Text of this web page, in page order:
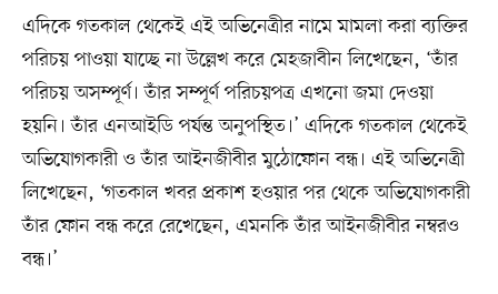
এদিকে গতকাল থেকেই এই অভিনেত্রীর নামে মামলা করা ব্যক্তির
পরিচয় পাওয়া যাচ্ছে না উল্লেখ করে মেহজাবীন লিখেছেন, ‘তাঁর
পরিচয় অসম্পূর্ণ। তাঁর সম্পূর্ণ পরিচয়পত্র এখনো জমা দেওয়া
হয়নি। তাঁর এনআইডি পর্যন্ত অনুপস্থিত।’ এদিকে গতকাল থেকেই
অভিযোগকারী ও তাঁর আইনজীবীর মুঠোফোন বন্ধ। এই অভিনেত্রী
লিখেছেন, ‘গতকাল খবর প্রকাশ হওয়ার পর থেকে অভিযোগকারী
তাঁর ফোন বন্ধ করে রেখেছেন, এমনকি তাঁর আইনজীবীর নম্বরও
বন্ধ।’